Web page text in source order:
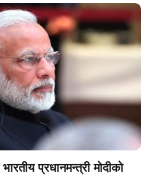
प्रधानमन्त्री मोदीको